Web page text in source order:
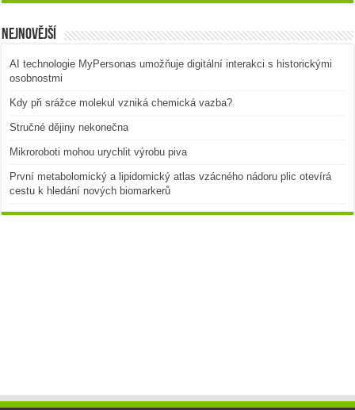
Nejnovější
AI technologie MyPersonas umožňuje digitální interakci s historickými
osobnostmi
Kdy při srážce molekul vzniká chemická vazba?
Stručné dějiny nekonečna
Mikroroboti mohou urychlit výrobu piva
První metabolomický a lipidomický atlas vzácného nádoru plic otevírá
cestu k hledání nových biomarkerů